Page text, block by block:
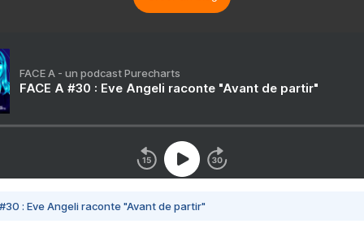
FACE A - un podcast Purecharts
FACE A #30 : Eve Angeli raconte "Avant de partir"
#30 : Eve Angeli raconte "Avant de partir"